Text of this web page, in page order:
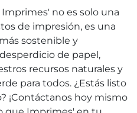
no es solo una
de impresión, es una
sostenible y
de papel,
recursos naturales y
para todos. ¿Estás listo
¡Contáctanos hoy mismo